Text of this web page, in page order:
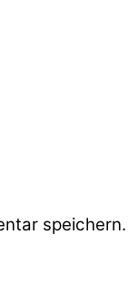
speichern.